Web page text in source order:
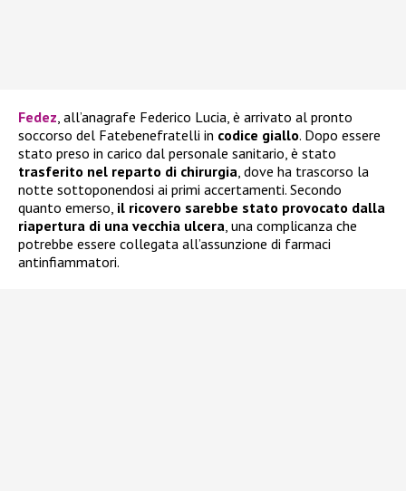
Fedez , all’anagrafe Federico Lucia, è arrivato al pronto
soccorso del Fatebenefratelli in codice giallo. Dopo essere
stato preso in carico dal personale sanitario, è stato
trasferito nel reparto di chirurgia , dove ha trascorso la
notte sottoponendosi ai primi accertamenti. Secondo
quanto emerso, il ricovero sarebbe stato provocato dalla
riapertura di una vecchia ulcera , una complicanza che
potrebbe essere collegata all’assunzione di farmaci
antinfiammatori.